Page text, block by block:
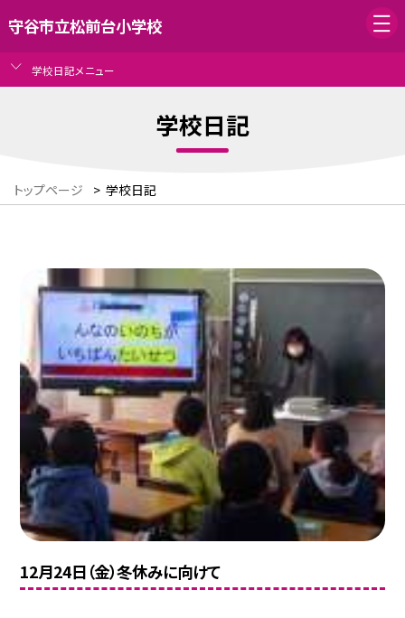
守谷市立松前台小学校
学校日記メニュー
学校日記
トップページ > 学校日記
12月24日（金）冬休みに向けて